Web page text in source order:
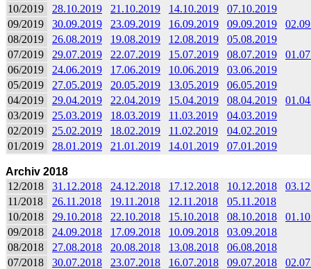
10/2019
28.10.2019 21.10.2019 14.10.2019
07.10.2019
09/2019
30.09.2019 23.09.2019 16.09.2019 09.09.2019
08/2019
26.08.2019 19.08.2019 12.08.2019
05.08.2019
07/2019
29.07.2019 22.07.2019 15.07.2019 08.07.2019
06/2019
24.06.2019 17.06.2019 10.06.2019
03.06.2019
05/2019
27.05.2019 20.05.2019 13.05.2019
06.05.2019
04/2019
29.04.2019 22.04.2019 15.04.2019 08.04.2019
03/2019
25.03.2019 18.03.2019 11.03.2019
04.03.2019
02/2019
25.02.2019 18.02.2019 11.02.2019
04.02.2019
01/2019
28.01.2019 21.01.2019 14.01.2019 07.01.2019
Archiv 2018
12/2018
31.12.2018 24.12.2018 17.12.2018 10.12.2018
11/2018
26.11.2018 19.11.2018 12.11.2018
05.11.2018
10/2018
29.10.2018 22.10.2018 15.10.2018 08.10.2018
09/2018
24.09.2018 17.09.2018 10.09.2018
03.09.2018
08/2018
27.08.2018 20.08.2018 13.08.2018
06.08.2018
07/2018
30.07.2018 23.07.2018 16.07.2018 09.07.2018